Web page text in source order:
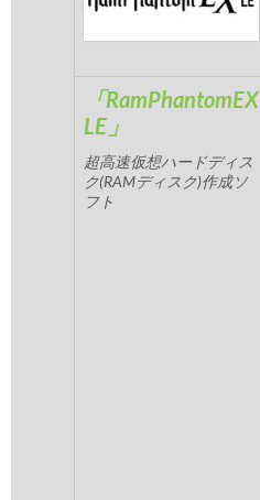
「RamPhantomEX
LE」
超高速仮想ハードディス
ク(RAMディスク)作成ソ
フト